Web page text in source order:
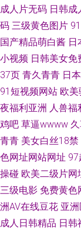
成人片无码 日韩成
码 三级黄色图片
国产精品萌白酱 日
小视频 日韩美女免
37页 青久青青 日
91短视频网站 欧
夜福利亚洲 人兽福
鸡吧 草逼wwww
青青 美女白丝18禁
色网址网站网址 97
操碰 欧美二级片网
三级电影 免费黄色
洲AV在线豆花 亚
成人日韩精品 日韩